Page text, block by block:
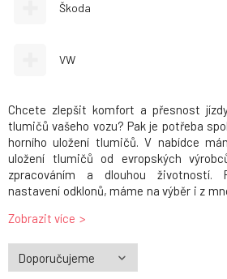
Škoda
VW
Chcete zlepšit komfort a přesnost
tlumičů vašeho vozu? Pak je potřeba
horního uložení tlumičů. V nabídce
uložení tlumičů od evropských
zpracováním a dlouhou životností.
nastavení odklonů, máme na výběr i z
podvozkem
.
Zobrazit více